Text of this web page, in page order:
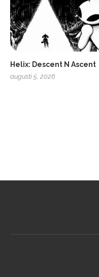
Helix: Descent N Ascent
augusti 5, 2026